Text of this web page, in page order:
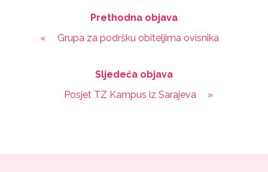
Prethodna objava
«
Grupa za podršku obiteljima ovisnika
Sljedeća objava
Posjet TZ Kampus iz Sarajeva
»